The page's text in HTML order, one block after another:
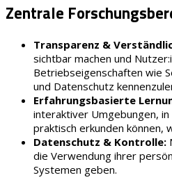
Zentrale
Transparenz &
sichtbar machen und
Betriebseigenschaften wie
und Datenschutz
Erfahrungsbasierte
interaktiver Umgebungen,
praktisch erkunden können,
Datenschutz & Kontrolle:
die Verwendung ihrer
Systemen geben.